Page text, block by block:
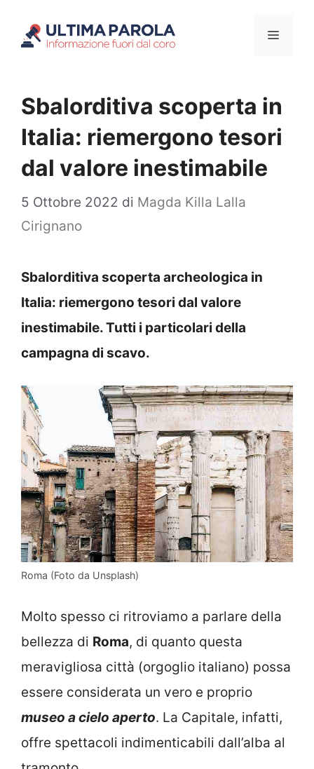
Menu
Sbalorditiva scoperta in
Italia: riemergono tesori
dal valore inestimabile
5 Ottobre 2022 di Magda Killa Lalla
Cirignano
Sbalorditiva scoperta archeologica in
Italia: riemergono tesori dal valore
inestimabile. Tutti i particolari della
campagna di scavo.
Roma (Foto da Unsplash)
Molto spesso ci ritroviamo a parlare della
bellezza di Roma, di quanto questa
meravigliosa città (orgoglio italiano) possa
essere considerata un vero e proprio
museo a cielo aperto. La Capitale, infatti,
offre spettacoli indimenticabili dall’alba al